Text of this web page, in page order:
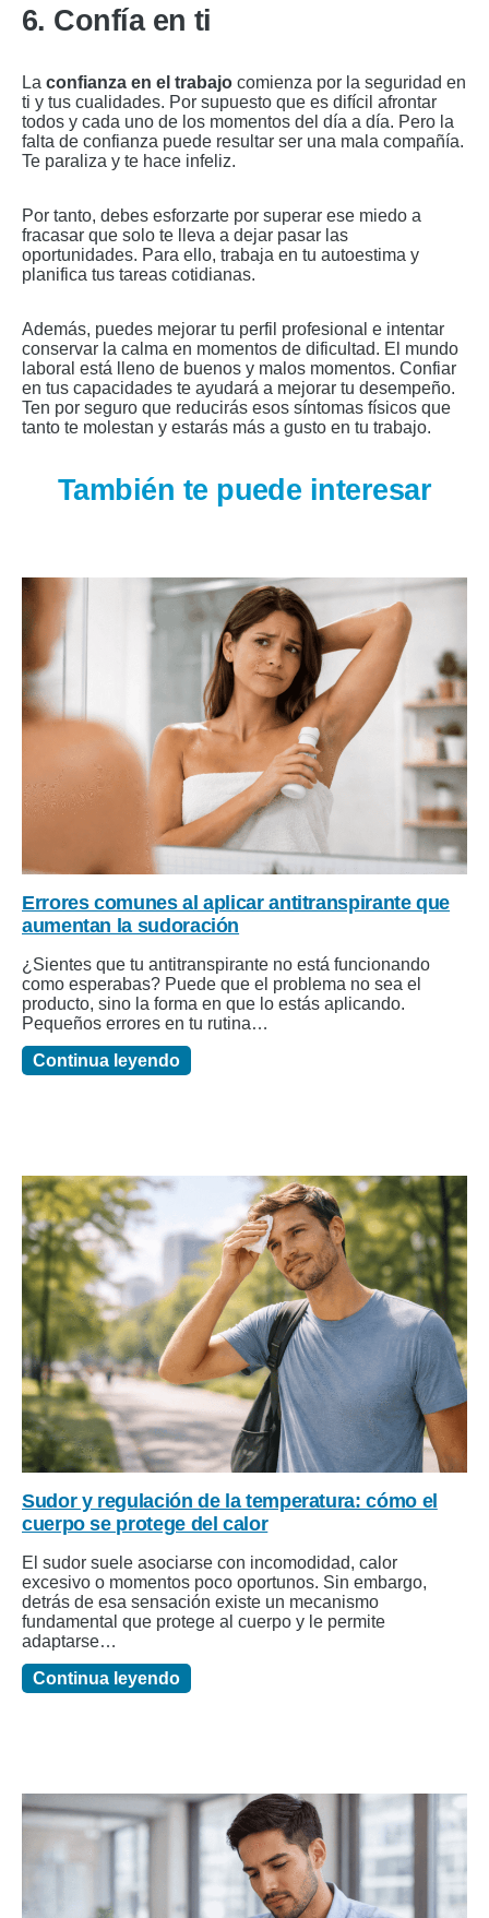
6. Confía en ti
La confianza en el trabajo comienza por la seguridad en
ti y tus cualidades. Por supuesto que es difícil afrontar
todos y cada uno de los momentos del día a día. Pero la
falta de confianza puede resultar ser una mala compañía.
Te paraliza y te hace infeliz.
Por tanto, debes esforzarte por superar ese miedo a
fracasar que solo te lleva a dejar pasar las
oportunidades. Para ello, trabaja en tu autoestima y
planifica tus tareas cotidianas.
Además, puedes mejorar tu perfil profesional e intentar
conservar la calma en momentos de dificultad. El mundo
laboral está lleno de buenos y malos momentos. Confiar
en tus capacidades te ayudará a mejorar tu desempeño.
Ten por seguro que reducirás esos síntomas físicos que
tanto te molestan y estarás más a gusto en tu trabajo.
También te puede interesar
Errores comunes al aplicar antitranspirante que
aumentan la sudoración
¿Sientes que tu antitranspirante no está funcionando
como esperabas? Puede que el problema no sea el
producto, sino la forma en que lo estás aplicando.
Pequeños errores en tu rutina…
Continua leyendo
Sudor y regulación de la temperatura: cómo el
cuerpo se protege del calor
El sudor suele asociarse con incomodidad, calor
excesivo o momentos poco oportunos. Sin embargo,
detrás de esa sensación existe un mecanismo
fundamental que protege al cuerpo y le permite
adaptarse…
Continua leyendo